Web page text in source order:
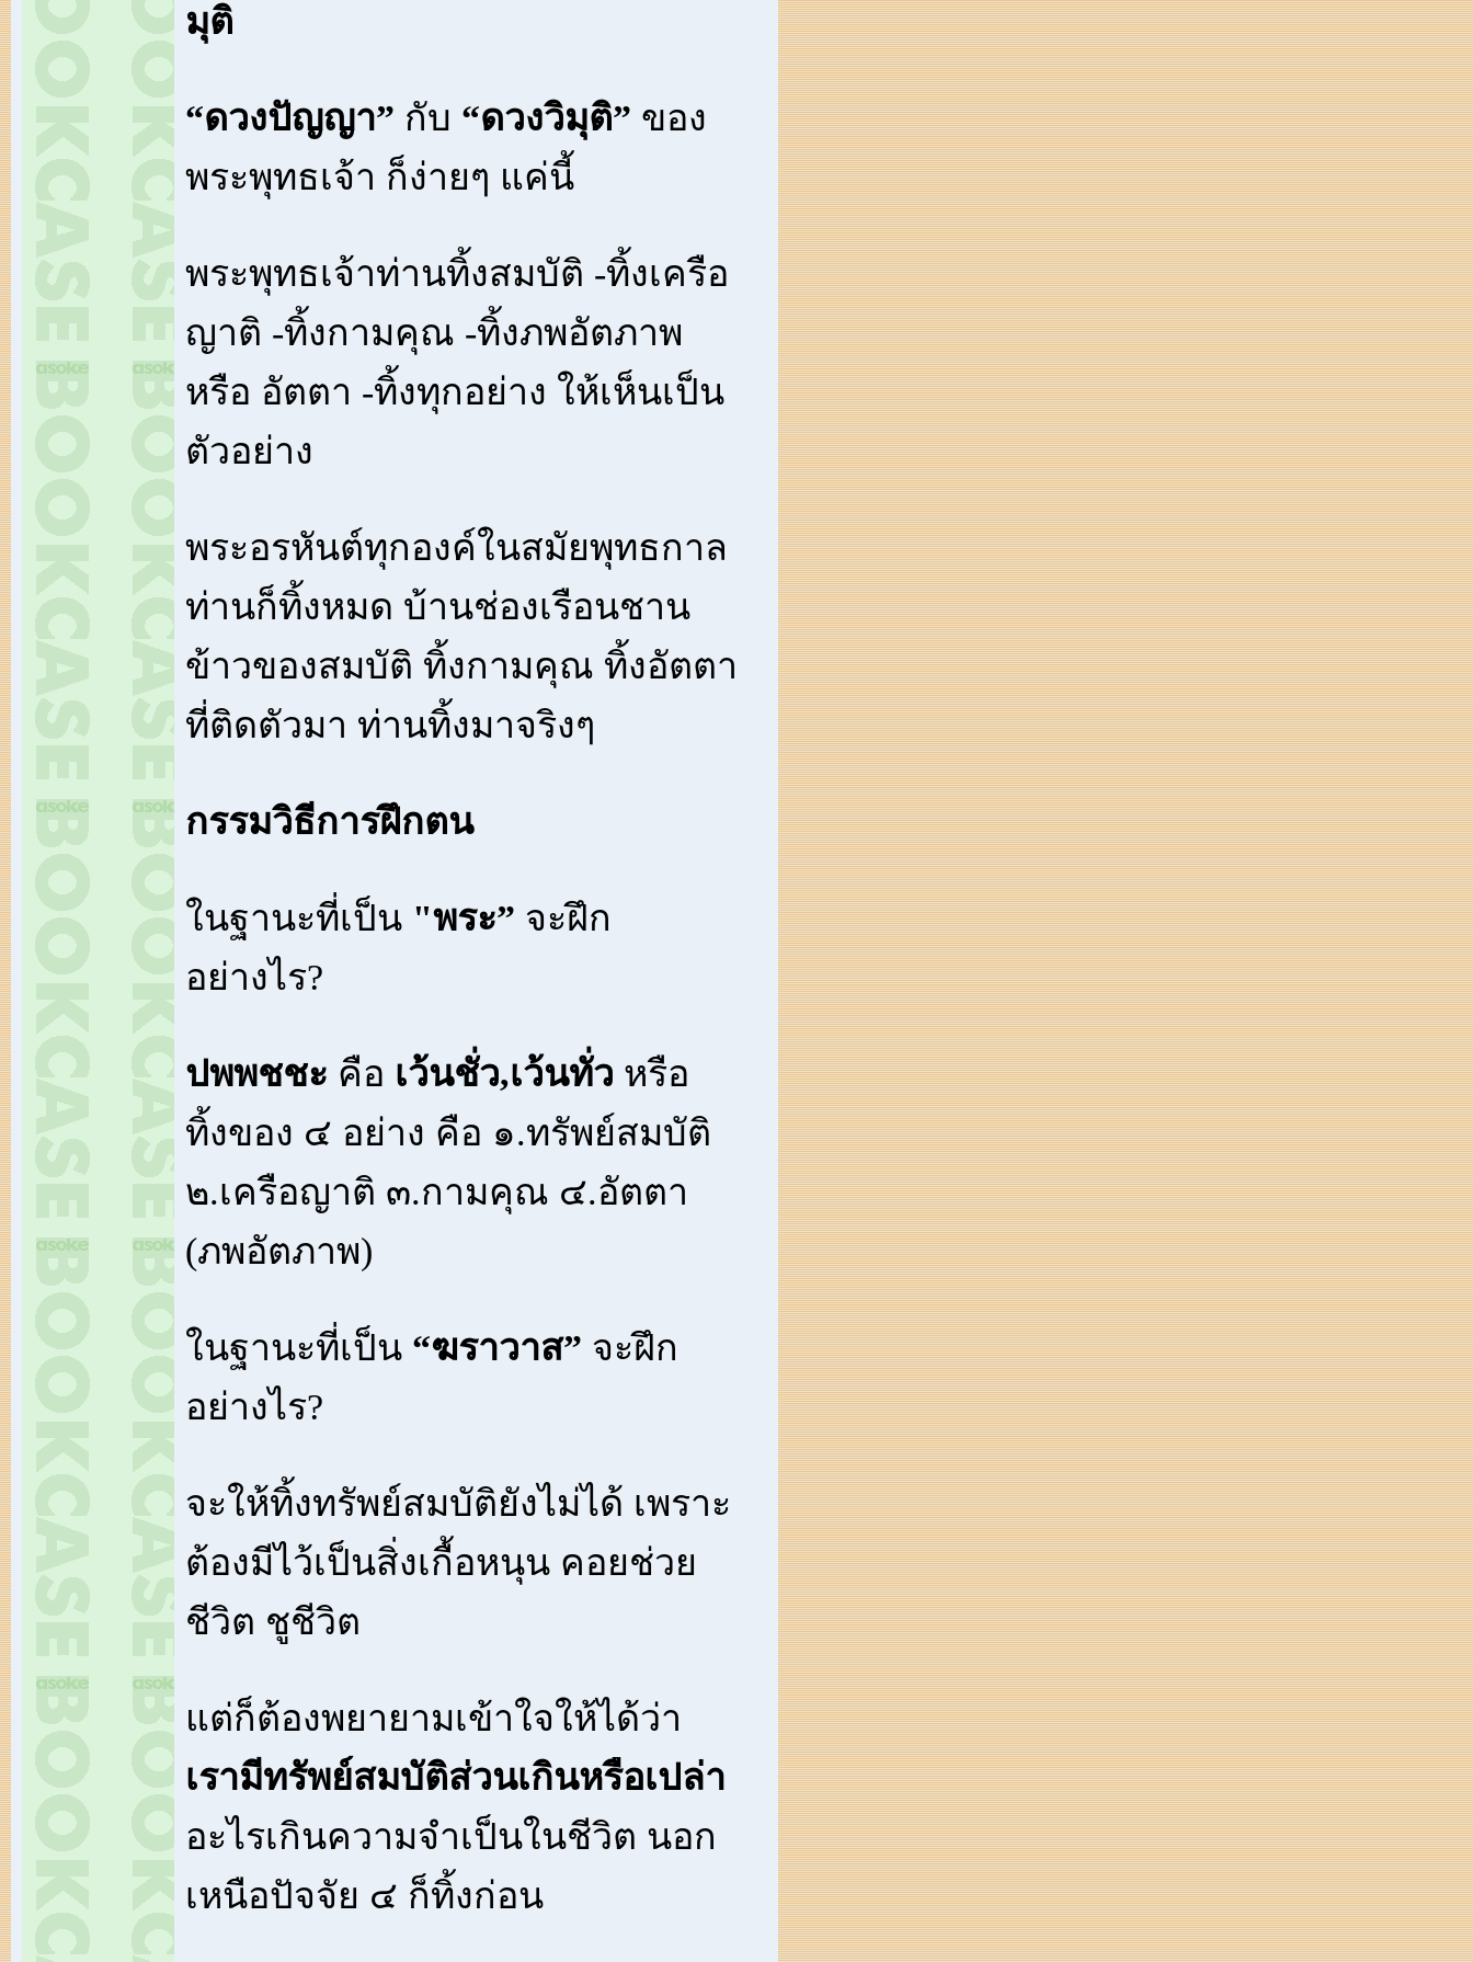
มุติ
“ดวงปัญญา” กับ “ดวงวิมุติ” ของ
พระพุทธเจ้า ก็ง่ายๆ แค่นี้
พระพุทธเจ้าท่านทิ้งสมบัติ -ทิ้งเครือ
ญาติ -ทิ้งกามคุณ -ทิ้งภพอัตภาพ
หรือ อัตตา -ทิ้งทุกอย่าง ให้เห็นเป็น
ตัวอย่าง
พระอรหันต์ทุกองค์ในสมัยพุทธกาล
ท่านก็ทิ้งหมด บ้านช่องเรือนชาน
ข้าวของสมบัติ ทิ้งกามคุณ ทิ้งอัตตา
ที่ติดตัวมา ท่านทิ้งมาจริงๆ
กรรมวิธีการฝึกตน
ในฐานะที่เป็น "พระ” จะฝึก
อย่างไร?
ปพพชชะ คือ เว้นชั่ว,เว้นทั่ว หรือ
ทิ้งของ ๔ อย่าง คือ ๑.ทรัพย์สมบัติ
๒.เครือญาติ ๓.กามคุณ ๔.อัตตา
(ภพอัตภาพ)
ในฐานะที่เป็น “ฆราวาส” จะฝึก
อย่างไร?
จะให้ทิ้งทรัพย์สมบัติยังไม่ได้ เพราะ
ต้องมีไว้เป็นสิ่งเกื้อหนุน คอยช่วย
ชีวิต ชูชีวิต
แต่ก็ต้องพยายามเข้าใจให้ได้ว่า
เรามีทรัพย์สมบัติส่วนเกินหรือเปล่า
อะไรเกินความจำเป็นในชีวิต นอก
เหนือปัจจัย ๔ ก็ทิ้งก่อน